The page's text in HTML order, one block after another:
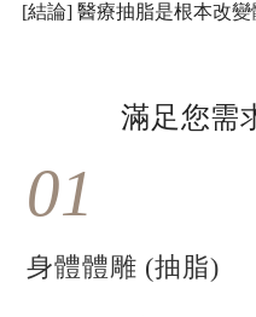
[結論] 醫療抽脂是根本改變
滿足您需
01
身體體雕 (抽脂)